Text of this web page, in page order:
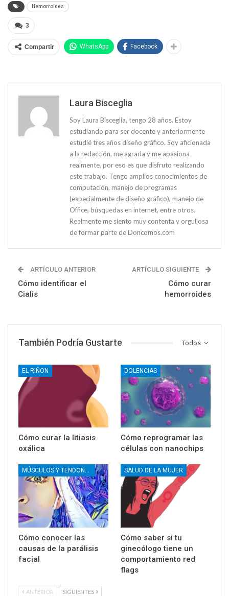
Hemorroides
3
Compartir WhatsApp Facebook
Laura Bisceglia
Soy Laura Bisceglia, tengo 28 años. Estoy
estudiando para ser docente y anteriormente
estudié tres años diseño gráfico. Soy aficionada
a la redacción, me agrada y me apasiona
realmente, por eso es que disfruto realizando
este trabajo. Tengo amplios conocimientos de
computación, manejo de programas
(especialmente de diseño gráfico), manejo de
Office, búsquedas en internet, entre otros.
Realmente me siento muy contenta y orgullosa
de formar parte de Doncomos.com
ARTÍCULO ANTERIOR
Cómo identificar el
Cialis
ARTÍCULO SIGUIENTE
Cómo curar
hemorroides
Todos
También Podría Gustarte
EL RIÑON
Cómo curar la litiasis
oxálica
DOLENCIAS
Cómo reprogramar las
células con nanochips
MÚSCULOS Y TENDONES
Cómo conocer las
causas de la parálisis
facial
SALUD DE LA MUJER
Cómo saber si tu
ginecólogo tiene un
comportamiento red
flags
ANTERIOR SIGUIENTES